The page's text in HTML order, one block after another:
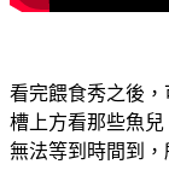
看完餵食秀之後
槽上方看那些魚兒
無法等到時間到，